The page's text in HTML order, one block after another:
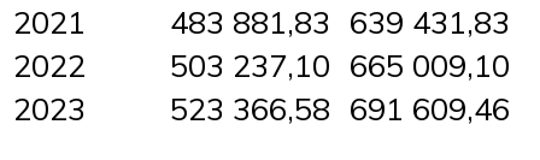
2021
483 881,83 639 431,83
2022
503 237,10 665 009,10
2023
523 366,58 691 609,46